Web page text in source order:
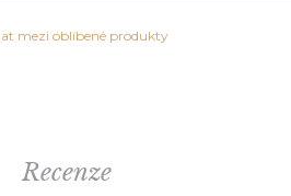
mezi oblíbené produkty
Recenze